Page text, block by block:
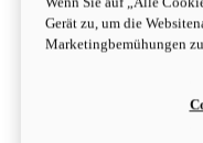
newV2
ab
Gerät zu, um die
Marketingbemühungen